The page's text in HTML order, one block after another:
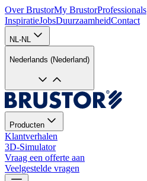
Over BrustorMy BrustorProfessionals
InspiratieJobsDuurzaamheidContact
NL-NL
Nederlands (Nederland)
Producten
Klantverhalen
3D-Simulator
Vraag een offerte aan
Veelgestelde vragen